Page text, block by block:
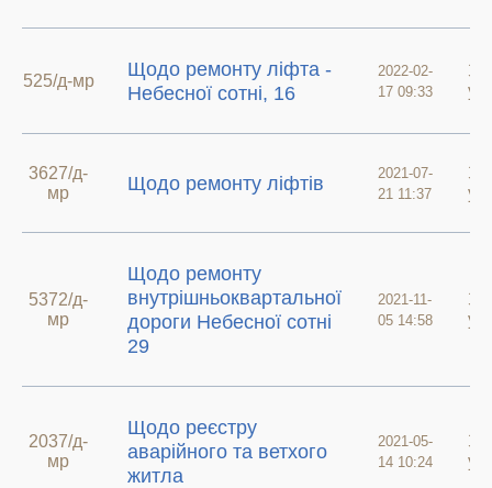
525/д-мр
Щодо ремонту ліфта -
Небесної сотні, 16
2022-02-
17 09:33
у
3627/д-
мр
Щодо ремонту ліфтів
2021-07-
21 11:37
у
5372/д-
мр
Щодо ремонту
внутрішньоквартальної
дороги Небесної сотні
29
2021-11-
05 14:58
у
2037/д-
мр
Щодо реєстру
аварійного та ветхого
житла
2021-05-
14 10:24
у